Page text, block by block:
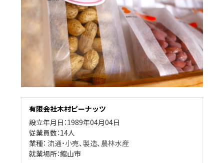
有限会社木村ピーナッツ
設立年月日：1989年04月04日
従業員数：14人
業種：流通・小売、製造、 農林水産
就業場所：館山市